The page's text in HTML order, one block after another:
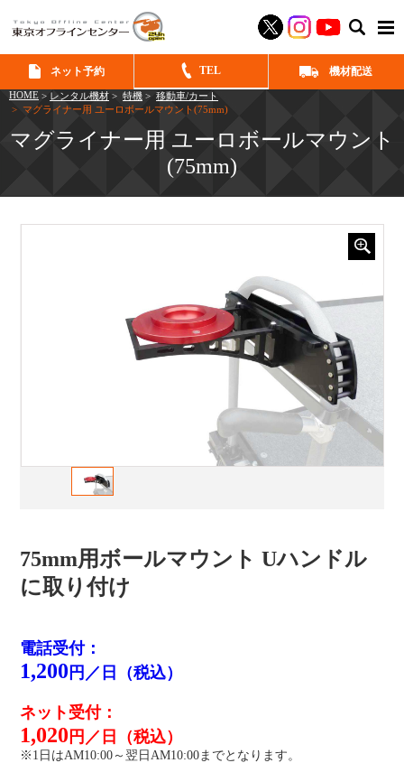
ネット予約 TEL 機材配送
HOME > レンタル機材 > 特機 > 移動車/カート
> マグライナー用 ユーロボールマウント(75mm)
マグライナー用 ユーロボールマウント
(75mm)
75mm用ボールマウント Uハンドル
に取り付け
電話受付：
1,200 円／日（税込）
ネット受付：
1,020 円／日（税込）
※1日はAM10:00～翌日AM10:00までとなります。